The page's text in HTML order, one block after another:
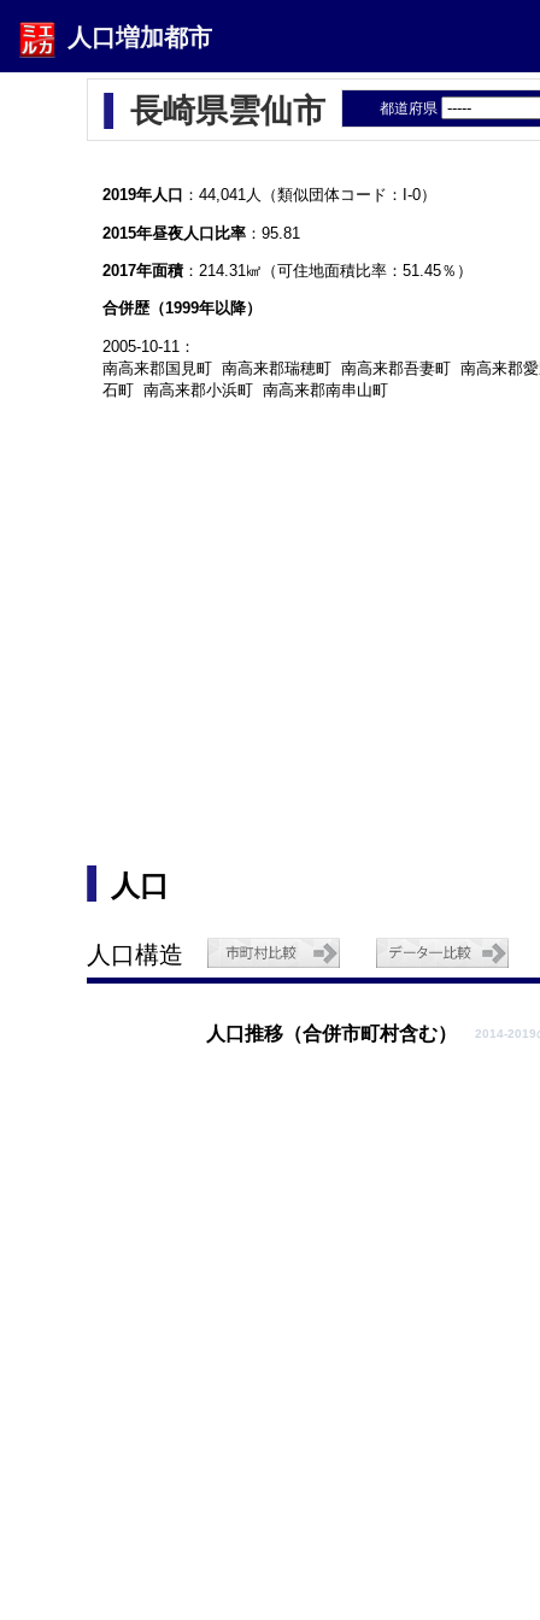
人口増加都市
長崎県雲仙市 都道府県
2019年人口 ：44,041人（類似団体コード：I-0）
2015年昼夜人口比率 ：95.81
2017年面積：214.31㎢（可住地面積比率：51.45％）
合併歴（1999年以降）
2005-10-11：
南高来郡国見町 南高来郡瑞穂町 南高来郡吾妻町 南高来郡
石町 南高来郡小浜町 南高来郡南串山町
人口
人口構造
人口推移（合併市町村含む） 2014-2019